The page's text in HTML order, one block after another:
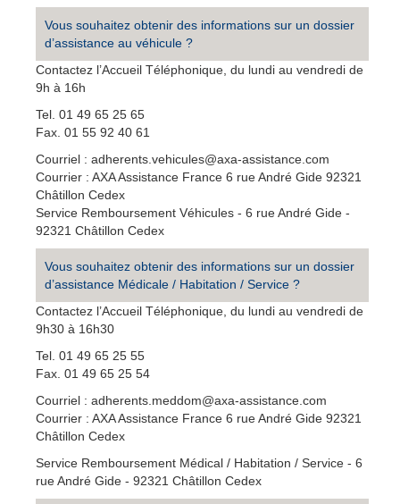
Vous souhaitez obtenir des informations sur un dossier
d’assistance au véhicule ?
Contactez l’Accueil Téléphonique, du lundi au vendredi de
9h à 16h
Tel. 01 49 65 25 65
Fax. 01 55 92 40 61
Courriel : adherents.vehicules@axa-assistance.com
Courrier : AXA Assistance France 6 rue André Gide 92321
Châtillon Cedex
Service Remboursement Véhicules - 6 rue André Gide -
92321 Châtillon Cedex
Vous souhaitez obtenir des informations sur un dossier
d’assistance Médicale / Habitation / Service ?
Contactez l’Accueil Téléphonique, du lundi au vendredi de
9h30 à 16h30
Tel. 01 49 65 25 55
Fax. 01 49 65 25 54
Courriel : adherents.meddom@axa-assistance.com
Courrier : AXA Assistance France 6 rue André Gide 92321
Châtillon Cedex
Service Remboursement Médical / Habitation / Service - 6
rue André Gide - 92321 Châtillon Cedex